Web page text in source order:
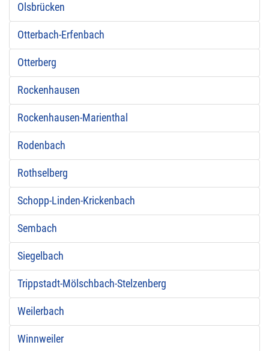
Olsbrücken
Otterbach-Erfenbach
Otterberg
Rockenhausen
Rockenhausen-Marienthal
Rodenbach
Rothselberg
Schopp-Linden-Krickenbach
Sembach
Siegelbach
Trippstadt-Mölschbach-Stelzenberg
Weilerbach
Winnweiler